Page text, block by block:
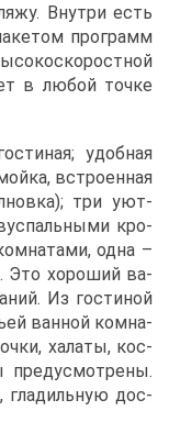
Внут­ри есть
про­грамм
в лю­бой точ­ке
удоб­ная
встро­ен­ная
три уют­
кро­
од­на –
Это хо­ро­ший ва­
Из го­сти­ной
ван­ной ком­на­
ха­ла­ты, кос­
преду­смот­ре­ны.
гла­диль­ную дос­